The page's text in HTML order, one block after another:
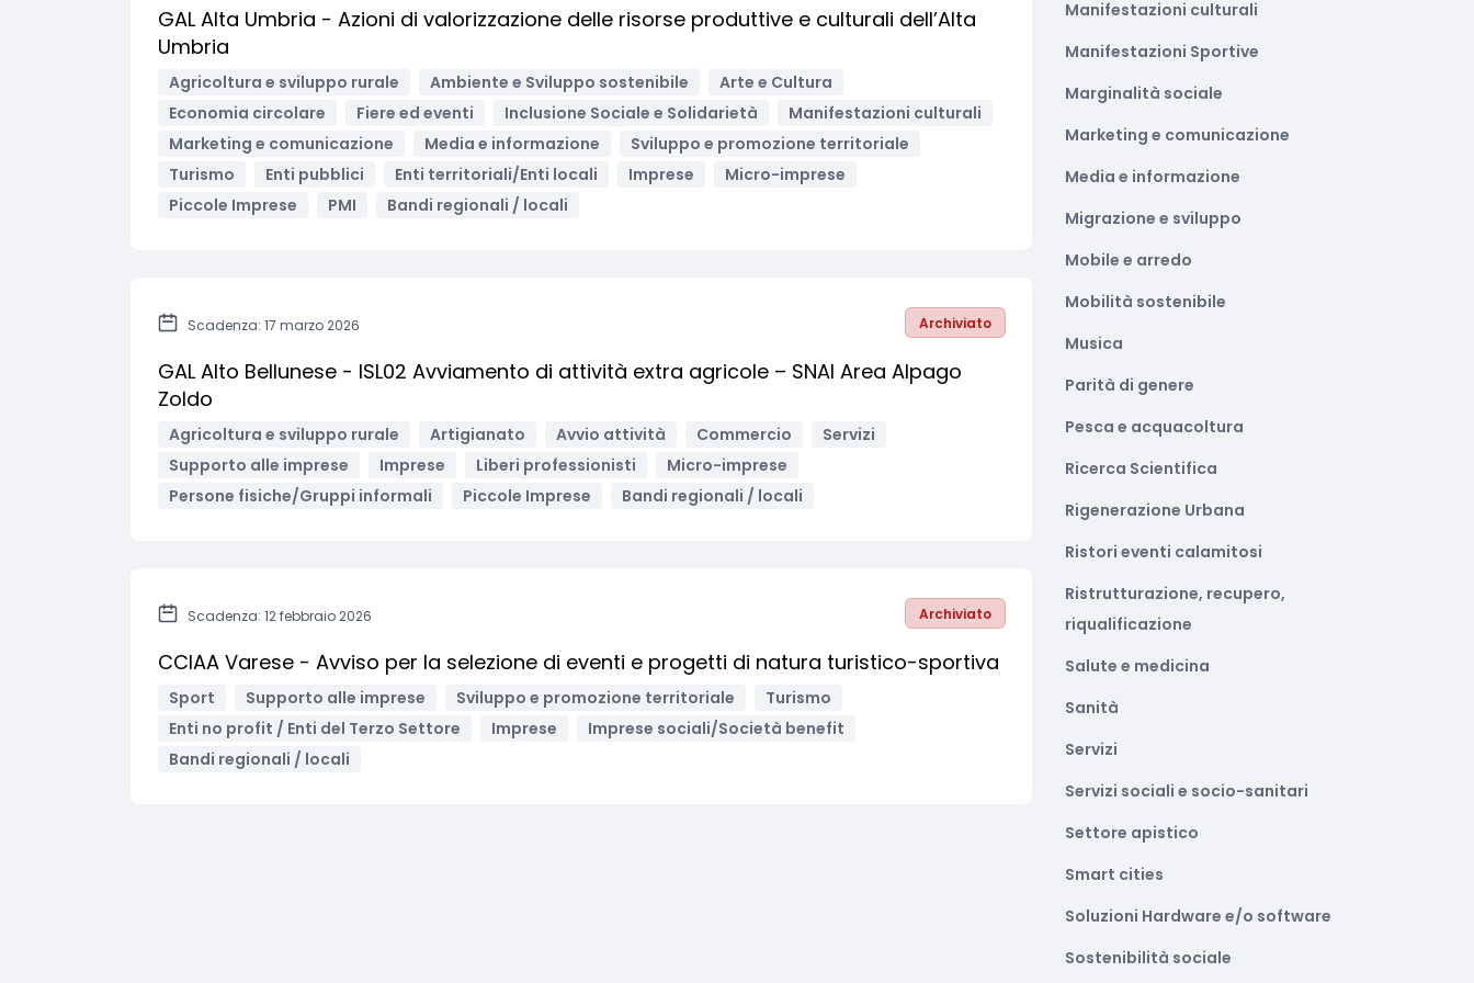
GAL Alta Umbria - Azioni di valorizzazione delle risorse produttive e culturali dell’Alta
Umbria
Agricoltura e sviluppo rurale Ambiente e Sviluppo sostenibile
Arte e Cultura
Economia circolare
Fiere ed eventi Inclusione Sociale e Solidarietà
Manifestazioni culturali
Marketing e comunicazione
Media e informazione
Sviluppo e promozione territoriale
Turismo
Enti pubblici Enti territoriali/Enti locali Imprese
Micro-imprese
Piccole Imprese
PMI Bandi regionali / locali
Scadenza: 17 marzo 2026 Archiviato
GAL Alto Bellunese - ISL02 Avviamento di attività extra agricole – SNAI Area Alpago
Zoldo
Agricoltura e sviluppo rurale Artigianato Avvio attività Commercio
Servizi
Supporto alle imprese
Imprese Liberi professionisti
Micro-imprese
Persone fisiche/Gruppi informali
Piccole Imprese Bandi regionali / locali
Scadenza: 12 febbraio 2026 Archiviato
CCIAA Varese - Avviso per la selezione di eventi e progetti di natura turistico-sportiva
Sport Supporto alle imprese Sviluppo e promozione territoriale
Turismo
Enti no profit / Enti del Terzo Settore
Imprese
Imprese sociali/Società benefit
Bandi regionali / locali
Manifestazioni culturali
Manifestazioni Sportive
Marginalità sociale
Marketing e comunicazione
Media e informazione
Migrazione e sviluppo
Mobile e arredo
Mobilità sostenibile
Musica
Parità di genere
Pesca e acquacoltura
Ricerca Scientifica
Rigenerazione Urbana
Ristori eventi calamitosi
Ristrutturazione, recupero,
riqualificazione
Salute e medicina
Sanità
Servizi
Servizi sociali e socio-sanitari
Settore apistico
Smart cities
Soluzioni Hardware e/o software
Sostenibilità sociale